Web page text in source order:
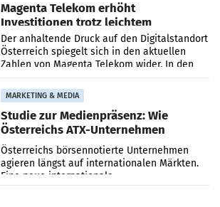
Magenta Telekom erhöht
Investitionen trotz leichtem
Umsatzrückgang
Der anhaltende Druck auf den Digitalstandort
Österreich spiegelt sich in den aktuellen
Zahlen von Magenta Telekom wider. In den
ersten sechs Monaten des laufenden Jahres
verzeichnete
MARKETING & MEDIA
Studie zur Medienpräsenz: Wie
Österreichs ATX-Unternehmen
international wahrgenommen
werden
Österreichs börsennotierte Unternehmen
agieren längst auf internationalen Märkten.
Eine neue internationale
Medienresonanzanalyse untersucht die